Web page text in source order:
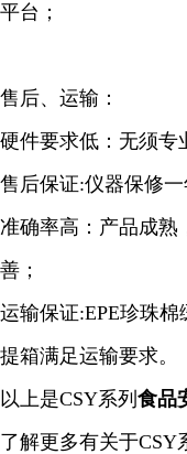
平台；
售后、运输：
硬件要求低：无须专
售后保证:仪器保修
准确率高：产品成熟
善；
运输保证:EPE珍珠
提箱满足运输要求。
以上是CSY系列 食品
了解更多有关于CSY